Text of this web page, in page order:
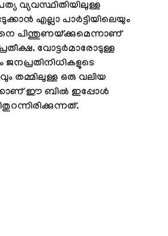
വ്യവസ്ഥിതിയിലുള്ള
എല്ലാ പാർട്ടിയിലെയും
പിന്തുണയ്ക്കുമെന്നാണ്
വോട്ടർമാരോടുള്ള
ജനപ്രതിനിധികളുടെ
തമ്മിലുള്ള ഒരു വലിയ
ഈ ബിൽ ഇപ്പോൾ